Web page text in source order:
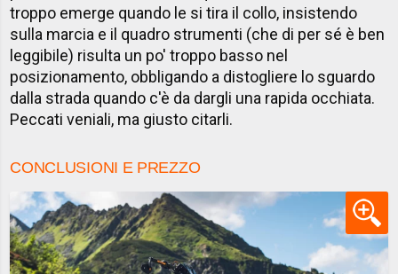
troppo emerge quando le si tira il collo, insistendo
sulla marcia e il quadro strumenti (che di per sé è ben
leggibile) risulta un po' troppo basso nel
posizionamento, obbligando a distogliere lo sguardo
dalla strada quando c'è da dargli una rapida occhiata.
Peccati veniali, ma giusto citarli.
CONCLUSIONI E PREZZO